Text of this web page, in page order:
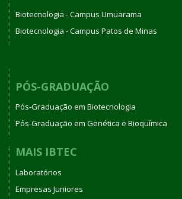
Biotecnologia - Campus Umuarama
Biotecnologia - Campus Patos de Minas
PÓS-GRADUAÇÃO
Pós-Graduação em Biotecnologia
Pós-Graduação em Genética e Bioquímica
MAIS IBTEC
Laboratórios
Empresas Juniores